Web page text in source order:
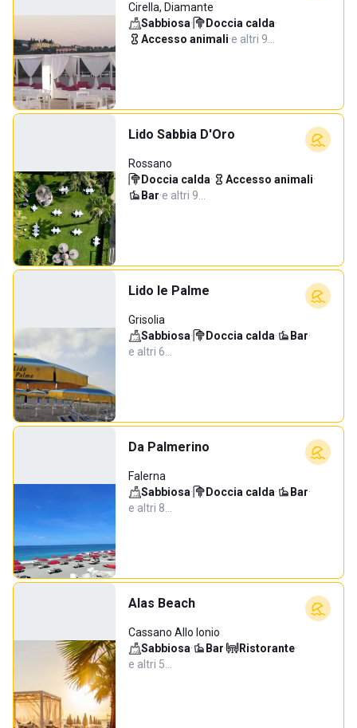
Cirella, Diamante
Sabbiosa· Doccia calda·
Accesso animali·e altri 9…
Lido Sabbia D'Oro
Rossano
Doccia calda· Accesso animali·
Bar·e altri 9…
Lido le Palme
Grisolia
Sabbiosa· Doccia calda· Bar·
e altri 6…
Da Palmerino
Falerna
Sabbiosa· Doccia calda· Bar·
e altri 8…
Alas Beach
Cassano Allo Ionio
Sabbiosa· Bar· Ristorante·
e altri 5…